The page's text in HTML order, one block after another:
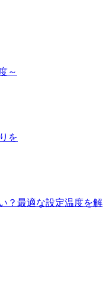
～
を
？最適な設定温度を解